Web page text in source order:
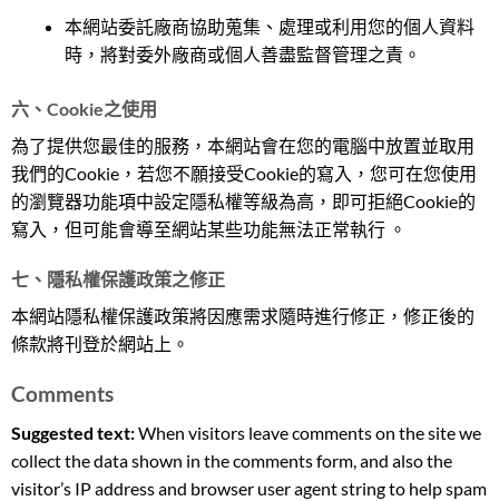
本網站委託廠商協助蒐集、處理或利用您的個人資料
時，將對委外廠商或個人善盡監督管理之責。
六、Cookie之使用
為了提供您最佳的服務，本網站會在您的電腦中放置並取用
我們的Cookie，若您不願接受Cookie的寫入，您可在您使用
的瀏覽器功能項中設定隱私權等級為高，即可拒絕Cookie的
寫入，但可能會導至網站某些功能無法正常執行 。
七、隱私權保護政策之修正
本網站隱私權保護政策將因應需求隨時進行修正，修正後的
條款將刊登於網站上。
Comments
Suggested text:When visitors leave comments on the site we
collect the data shown in the comments form, and also the
visitor’s IP address and browser user agent string to help spam